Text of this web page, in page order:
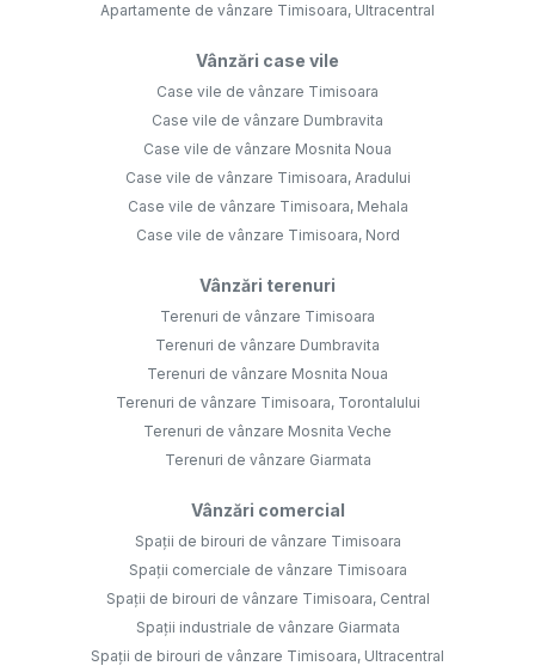
Apartamente de vânzare Timisoara, Ultracentral
Vânzări case vile
Case vile de vânzare Timisoara
Case vile de vânzare Dumbravita
Case vile de vânzare Mosnita Noua
Case vile de vânzare Timisoara, Aradului
Case vile de vânzare Timisoara, Mehala
Case vile de vânzare Timisoara, Nord
Vânzări terenuri
Terenuri de vânzare Timisoara
Terenuri de vânzare Dumbravita
Terenuri de vânzare Mosnita Noua
Terenuri de vânzare Timisoara, Torontalului
Terenuri de vânzare Mosnita Veche
Terenuri de vânzare Giarmata
Vânzări comercial
Spații de birouri de vânzare Timisoara
Spații comerciale de vânzare Timisoara
Spații de birouri de vânzare Timisoara, Central
Spații industriale de vânzare Giarmata
Spații de birouri de vânzare Timisoara, Ultracentral